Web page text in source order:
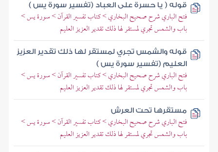
قوله ( يا حسرة على العباد (تفسير سورة يس )
فتح الباري شرح صحيح البخاري > كتاب تفسير القرآن > سورة يس >
باب والشمس تجري لمستقر لها ذلك تقدير العزيز العليم
قوله والشمس تجري لمستقر لها ذلك تقدير العزيز
العليم (تفسير سورة يس )
فتح الباري شرح صحيح البخاري > كتاب تفسير القرآن > سورة يس >
باب والشمس تجري لمستقر لها ذلك تقدير العزيز العليم
مستقرها تحت العرش
فتح الباري شرح صحيح البخاري > كتاب تفسير القرآن > سورة يس >
باب والشمس تجري لمستقر لها ذلك تقدير العزيز العليم